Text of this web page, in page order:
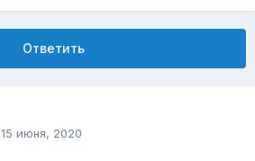
Ответить
15 июня, 2020